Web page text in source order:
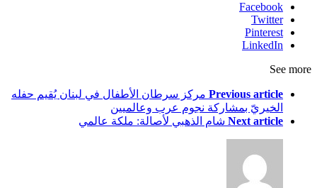
Facebook
Twitter
Pinterest
LinkedIn
See more
Previous article مركز سرطان الأطفال في لبنان يُقيم حفله
الخيريّ بمشاركة نجوم عرب وعالميين
Next article شام الذهبي لأصالة: ملكة عالمي